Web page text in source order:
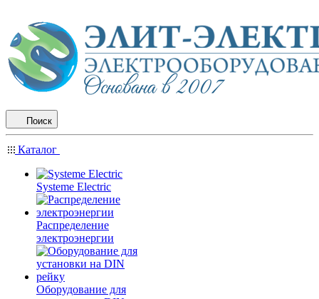
Поиск
Каталог
Systeme Electric
Распределение
электроэнергии
Оборудование для